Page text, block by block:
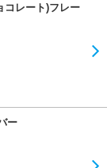
レート)フレー
ー